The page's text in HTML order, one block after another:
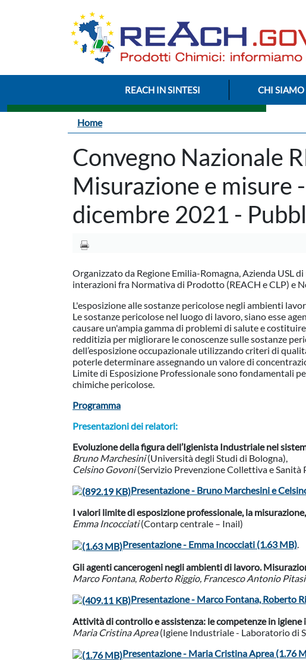
Menu Intestazione
REACH IN SINTESI CHI SIAMO
Briciole di pane
Home
Convegno Nazionale
Misurazione e misure
dicembre 2021 -
Organizzato da Regione Emilia-Romagna, Azienda USL
interazioni fra Normativa di Prodotto (REACH e CLP) e
L'esposizione alle sostanze pericolose negli ambienti
Le sostanze pericolose nel luogo di lavoro, siano esse
causare un'ampia gamma di problemi di salute e
redditizia per migliorare le conoscenze sulle sostanze
dell’esposizione occupazionale utilizzando criteri di
poterle determinare assegnando un valore di
Limite di Esposizione Professionale sono fondamentali
chimiche pericolose.
Programma
Presentazioni dei relatori:
Evoluzione della figura dell’Igienista Industriale nel
Bruno Marchesini(Università degli Studi di Bologna),
Celsino Govoni(Servizio Prevenzione Collettiva e Sanità
Presentazione - Bruno Marchesini e
I valori limite di esposizione professionale, la
Emma Incocciati(Contarp centrale – Inail)
Presentazione - Emma Incocciati (1.63 MB).
Gli agenti cancerogeni negli ambienti di lavoro.
Marco Fontana, Roberto Riggio, Francesco Antonio Pitasi
Presentazione - Marco Fontana, Roberto
Attività di controllo e assistenza: le competenze in
Maria Cristina Aprea(Igiene Industriale - Laboratorio di
Presentazione - Maria Cristina Aprea (1.76